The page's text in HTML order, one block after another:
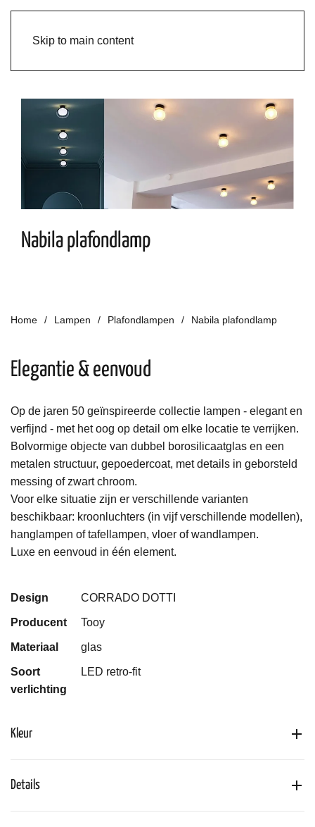
Skip to main content
Nabila plafondlamp
Home Lampen Plafondlampen Nabila plafondlamp
Elegantie & eenvoud
Op de jaren 50 geïnspireerde collectie lampen - elegant en
verfijnd - met het oog op detail om elke locatie te verrijken.
Bolvormige objecte van dubbel borosilicaatglas en een
metalen structuur, gepoedercoat, met details in geborsteld
messing of zwart chroom.
Voor elke situatie zijn er verschillende varianten
beschikbaar: kroonluchters (in vijf verschillende modellen),
hanglampen of tafellampen, vloer of wandlampen.
Luxe en eenvoud in één element.
Design CORRADO DOTTI
Producent Tooy
Materiaal glas
Soort
verlichting
LED retro-fit
Kleur
Details